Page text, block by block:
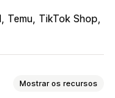
Temu
TikTok Shop
Mostrar os recursos